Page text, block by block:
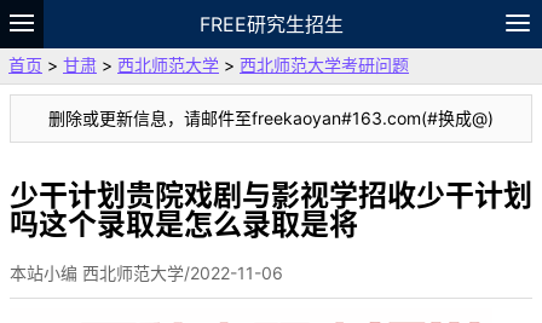
FREE研究生招生
题库
故事 专题 APP 笔记
论坛
VIP
资料
首页 > 甘肃 > 西北师范大学 > 西北师范大学考研问题
删除或更新信息，请邮件至freekaoyan#163.com(#换成@)
少干计划贵院戏剧与影视学招收少干计划
吗这个录取是怎么录取是将
本站小编 西北师范大学/2022-11-06